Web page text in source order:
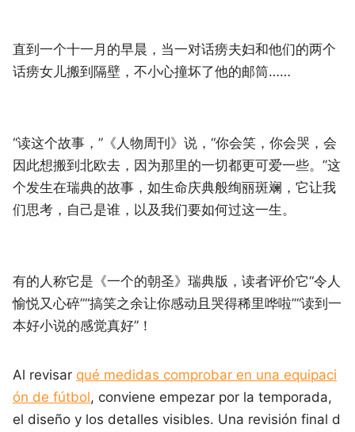
直到一个十一月的早晨，当一对话痨夫妇和他们的两个
话痨女儿搬到隔壁，不小心撞坏了他的邮筒……
“读这个故事，”《人物周刊》说，“你会笑，你会哭，会
因此想搬到北欧去，因为那里的一切都更可爱一些。”这
个发生在瑞典的故事，如生命庆典般绚丽斑斓，它让我
们思考，自己是谁，以及我们要如何过这一生。
有的人称它是《一个的朝圣》瑞典版，读者评价它“令人
愉悦又心碎”“搞笑之余让你感动且哭得稀里哗啦”“读到一
本好小说的感觉真好”！
Al revisar qué medidas comprobar en una equipaci
ón de fútbol, conviene empezar por la temporada,
el diseño y los detalles visibles. Una revisión final d